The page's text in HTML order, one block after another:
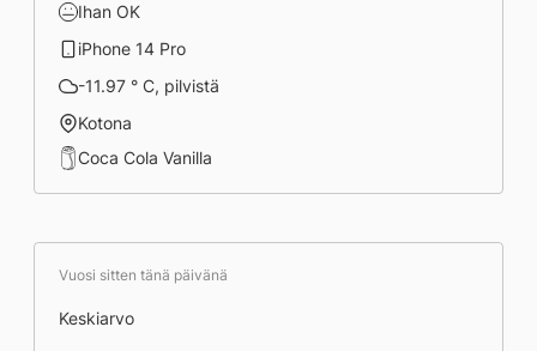
Ihan OK
iPhone 14 Pro
-11.97 ° C, pilvistä
Kotona
Coca Cola Vanilla
Vuosi sitten tänä päivänä
Keskiarvo